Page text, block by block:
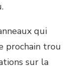
qui
prochain trou
sur la